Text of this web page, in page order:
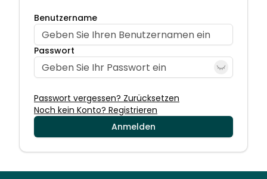
Benutzername
Passwort
Passwort vergessen? Zurücksetzen
Noch kein Konto? Registrieren
Anmelden